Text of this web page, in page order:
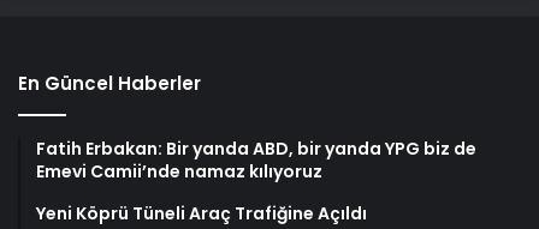
En Güncel Haberler
Fatih Erbakan: Bir yanda ABD, bir yanda YPG biz de
Emevi Camii’nde namaz kılıyoruz
Yeni Köprü Tüneli Araç Trafiğine Açıldı